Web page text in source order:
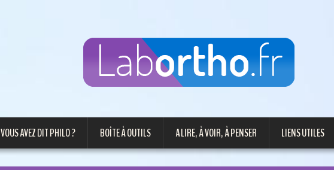
VOUS AVEZ DIT PHILO ? BOÎTE À OUTILS A LIRE, À VOIR, À PENSER LIENS UTILES